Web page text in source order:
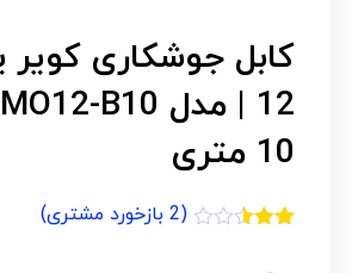
کابل جوشکاری کویر
10 متری
(
2 بازخورد مشتری)